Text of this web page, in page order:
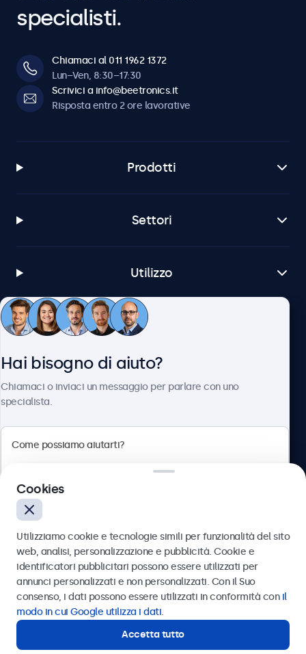
specialisti.
Chiamaci al 011 1962 1372
Lun–Ven, 8:30–17:30
Scrivici a info@beetronics.it
Risposta entro 2 ore lavorative
Prodotti
Settori
Utilizzo
Servizio Clienti
Italiano
Hai bisogno di aiuto?
Chiamaci o inviaci un messaggio per parlare con uno
specialista.
Inviare
Oppure chiamaci al
Contatta i nostri esperti
Cookies
Utilizziamo cookie e tecnologie simili per funzionalità del sito
web, analisi, personalizzazione e pubblicità. Cookie e
identificatori pubblicitari possono essere utilizzati per
annunci personalizzati e non personalizzati. Con il Suo
consenso, i dati possono essere utilizzati in conformità con il
modo in cui Google utilizza i dati.
Accetta tutto